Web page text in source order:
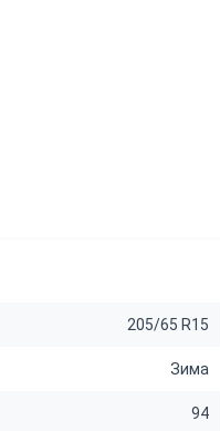
205/65 R15
Зима
94